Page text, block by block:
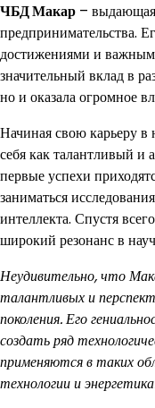
ЧБД Макар –
предпринимательства.
достижениями и
значительный вклад в
но и оказала огромное
Начиная свою карьеру
себя как талантливый и
первые успехи
заниматься
интеллекта. Спустя
широкий резонанс в
Неудивительно, что
талантливых и
поколения.Его
создать ряд
применяются в таких
технологии и